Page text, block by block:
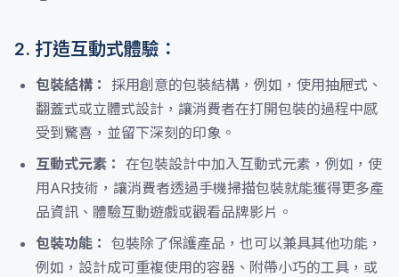
2. 打造互動式體驗：
包裝結構： 採用創意的包裝結構，例如，使用抽屜式、
翻蓋式或立體式設計，讓消費者在打開包裝的過程中感
受到驚喜，並留下深刻的印象。
互動式元素： 在包裝設計中加入互動式元素，例如，使
用AR技術，讓消費者透過手機掃描包裝就能獲得更多產
品資訊、體驗互動遊戲或觀看品牌影片。
包裝功能： 包裝除了保護產品，也可以兼具其他功能，
例如，設計成可重複使用的容器、附帶小巧的工具，或